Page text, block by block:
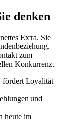
denken
Extra. Sie
zum
Konkurrenz.
fördert Loyalität
und
heute im